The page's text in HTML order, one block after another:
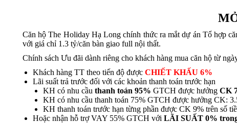
Căn hộ The Holiday Hạ Long chính thức ra mắt dự án Tổ hợp
với giá chỉ 1.3 tỷ/căn bàn giao full nội thất.
Chính sách Ưu đãi dành riêng cho khách hàng mua căn hộ từ
Khách hàng TT theo tiến độ được CHIẾT KHẤU 6%
Lãi suất trả trước đối với các khoản thanh toán trước hạn
KH có nhu cầu thanh toán 95% GTCH được hưởng CK
KH có nhu cầu thanh toán 75% GTCH được hưởng CK:
KH thanh toán trước hạn từng phần được CK 9% trên số
Hoặc nhận hỗ trợ VAY 55% GTCH với LÃI SUẤT 0%